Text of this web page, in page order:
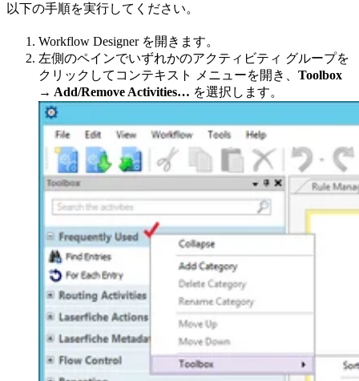
以下の手順を実行してください。
Workflow Designer を開きます。
左側のペインでいずれかのアクティビティ グループを
クリックしてコンテキスト メニューを開き、 Toolbox
→ Add/Remove Activities… を選択します。